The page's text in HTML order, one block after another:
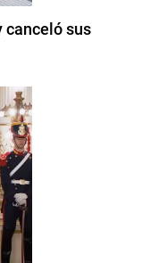
canceló sus